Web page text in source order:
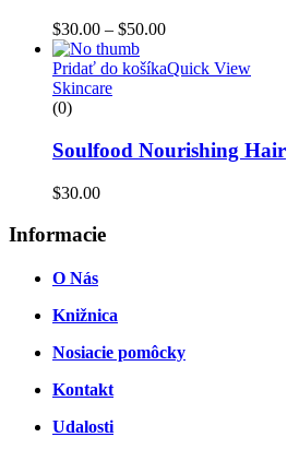
$30.00 – $50.00Price
$30.00
Pridať do košíkaQuick View
Skincare
(0)
Soulfood Nourishing Hair
$30.00
Informacie
O Nás
Knižnica
Nosiacie pomôcky
Kontakt
Udalosti